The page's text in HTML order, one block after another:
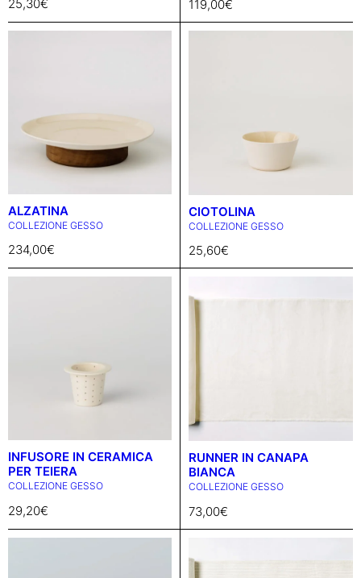
25,30€ 119,00€
ALZATINA
COLLEZIONE GESSO
234,00€
CIOTOLINA
COLLEZIONE GESSO
25,60€
INFUSORE IN CERAMICA
PER TEIERA
COLLEZIONE GESSO
29,20€
RUNNER IN CANAPA
BIANCA
COLLEZIONE GESSO
73,00€